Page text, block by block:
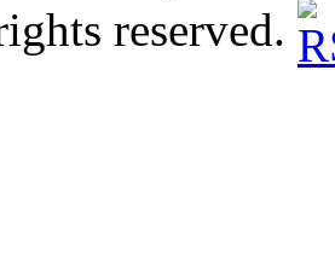
reserved.